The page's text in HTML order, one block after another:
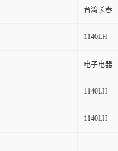
台湾长春
1140LH
电子电器
1140LH
1140LH